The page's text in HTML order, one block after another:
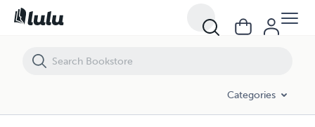
Categories
Educare 2005 nummer 3